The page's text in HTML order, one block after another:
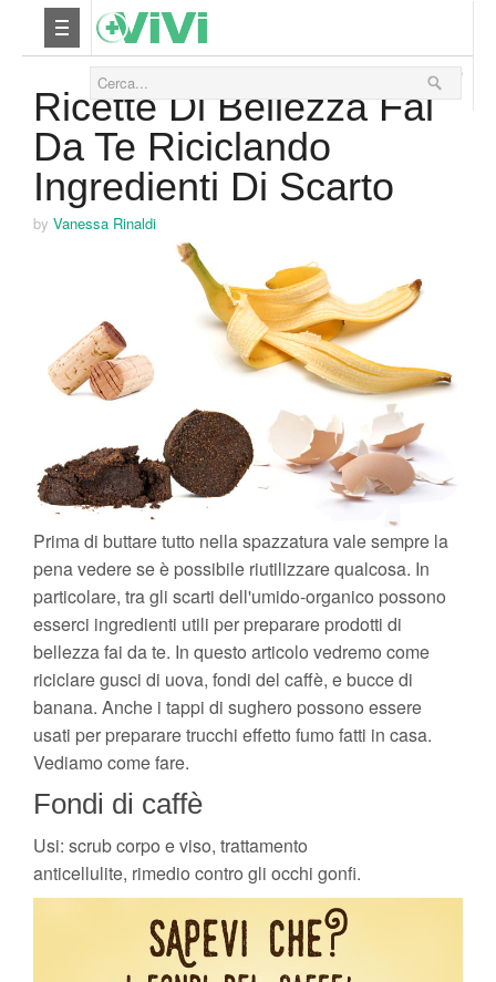
Yoga
Salute
Fitness
Relax
Viaggi & Vacanze
05 Giugno 2016
Ricette Di Bellezza Fai
Da Te Riciclando
Ingredienti Di Scarto
by Vanessa Rinaldi
Prima di buttare tutto nella spazzatura vale sempre la
pena vedere se è possibile riutilizzare qualcosa. In
particolare, tra gli scarti dell'umido-organico possono
esserci ingredienti utili per preparare prodotti di
bellezza fai da te. In questo articolo vedremo come
riciclare gusci di uova, fondi del caffè, e bucce di
banana. Anche i tappi di sughero possono essere
usati per preparare trucchi effetto fumo fatti in casa.
Vediamo come fare.
Fondi di caffè
Usi: scrub corpo e viso, trattamento
anticellulite, rimedio contro gli occhi gonfi.